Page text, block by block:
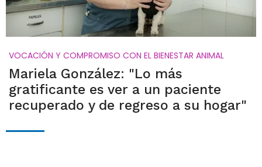
VOCACIÓN Y COMPROMISO CON EL BIENESTAR ANIMAL
Mariela González: "Lo más
gratificante es ver a un paciente
recuperado y de regreso a su hogar"